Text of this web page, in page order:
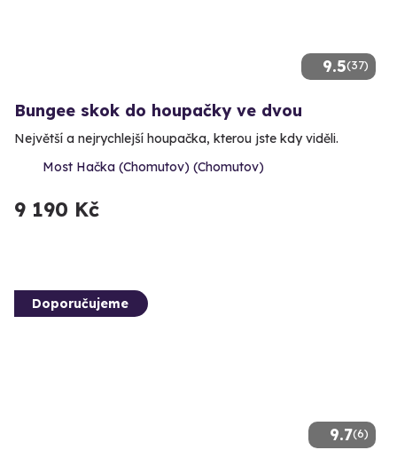
9.5(37)
Bungee skok do houpačky ve dvou
Největší a nejrychlejší houpačka, kterou jste kdy viděli.
Most Hačka (Chomutov) (Chomutov)
9 190 Kč
9.7(6)
Doporučujeme